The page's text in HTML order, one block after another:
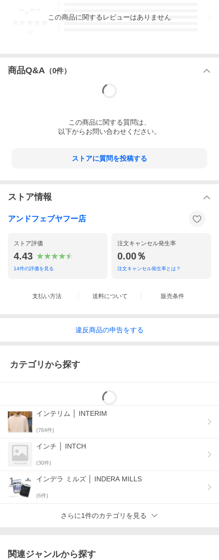
襟を合わせ、 タックイン・アウトいずれにもマッチするバラン
ス感に仕上げました。 国内のドレスシャツ専業工場で縫製し、
スには、薄めの白蝶貝ボタンを採用しています。
った生地に仕上がっています。
3
この商品に関するレビューはありません
商品Q&A （0件）
この商品に関する質問は、
以下からお問い合わせください。
ストアに質問を投稿する
ストア情報
アンドフェブヤフー店
ストア評価
4.43
14件の評価を見る
注文キャンセル発生率
0.00％
注文キャンセル発生率とは？
支払い方法 送料について 販売条件
違反商品の申告をする
カテゴリから探す
インテリム │ INTERIM
(764件)
インチ │ INTCH
(30件)
インデラ ミルズ │ INDERA MILLS
(6件)
さらに1件のカテゴリを見る
関連ジャンルから探す